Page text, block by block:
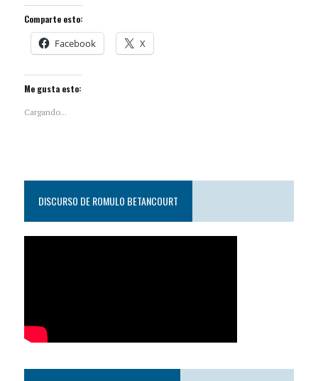
Comparte esto:
Facebook X
Me gusta esto:
Cargando...
DISCURSO DE ROMULO BETANCOURT